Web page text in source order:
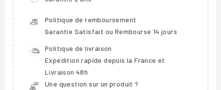
Politique de remboursement
Garantie Satisfait ou Remboursé 14 jours
Politique de livraison
Expédition rapide depuis la France et
Livraison 48h
Une question sur un produit ?